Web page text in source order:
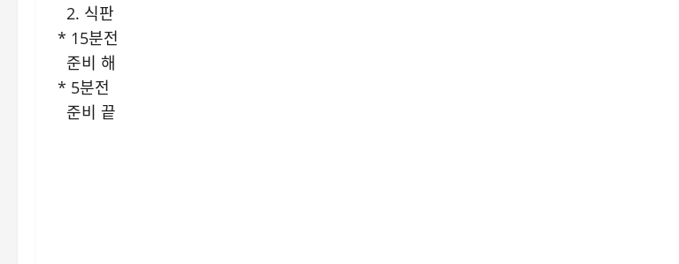
2. 식판
* 15분전
준비 해
* 5분전
준비 끝